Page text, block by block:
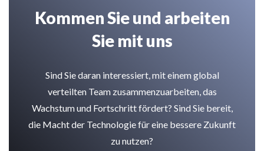
Kommen Sie und arbeiten
Sie mit uns
Sind Sie daran interessiert, mit einem global
verteilten Team zusammenzuarbeiten, das
Wachstum und Fortschritt fördert? Sind Sie bereit,
die Macht der Technologie für eine bessere Zukunft
zu nutzen?